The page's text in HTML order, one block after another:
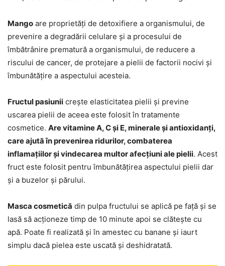
Mango are proprietăți de detoxifiere a organismului, de
prevenire a degradării celulare și a procesului de
îmbătrânire prematură a organismului, de reducere a
riscului de cancer, de protejare a pielii de factorii nocivi și
îmbunătățire a aspectului acesteia.
Fructul pasiunii crește elasticitatea pielii și previne
uscarea pielii de aceea este folosit în tratamente
cosmetice. Are vitamine A, C și E, minerale și antioxidanți,
care ajută în prevenirea ridurilor, combaterea
inflamațiilor și vindecarea multor afecțiuni ale pielii. Acest
fruct este folosit pentru îmbunătățirea aspectului pielii dar
și a buzelor și părului.
Masca cosmetică din pulpa fructului se aplică pe față și se
lasă să acționeze timp de 10 minute apoi se clătește cu
apă. Poate fi realizată și în amestec cu banane și iaurt
simplu dacă pielea este uscată și deshidratată.